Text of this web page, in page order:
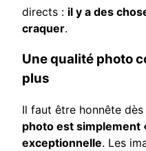
directs : il y a des
craquer.
Une qualité photo
plus
Il faut être honnête
photo est simplement
exceptionnelle. Les